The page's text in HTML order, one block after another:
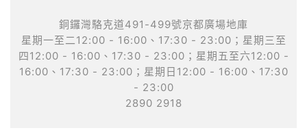
銅鑼灣駱克道491-499號京都廣場地庫
星期一至二12:00 - 16:00、17:30 - 23:00；星期三至
四12:00 - 16:00、17:30 - 23:00；星期五至六12:00 -
16:00、17:30 - 23:00；星期日12:00 - 16:00、17:30
- 23:00
2890 2918